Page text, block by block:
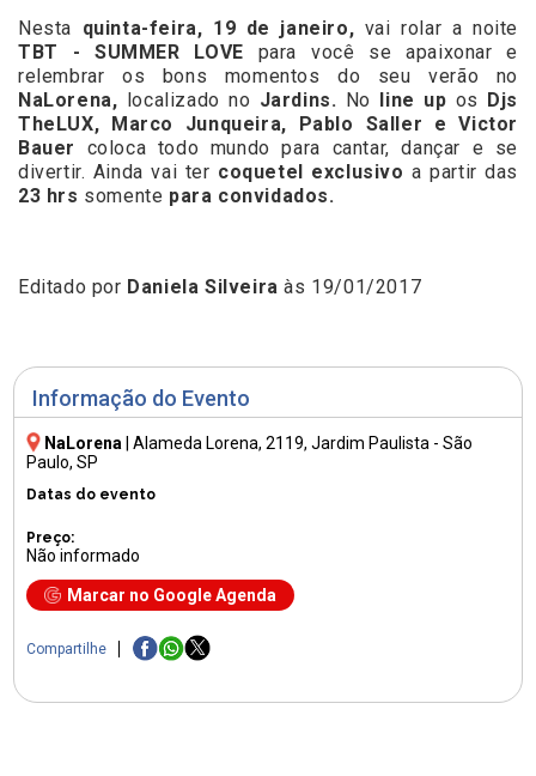
Informação do Evento
NaLorena |Alameda Lorena, 2119, Jardim Paulista - São
Paulo, SP
Datas do evento
Preço:
Não informado
Marcar no Google Agenda
Compartilhe
Nesta quinta-feira, 19 de janeiro, vai rolar a noite
TBT - SUMMER LOVE para você se apaixonar e
relembrar os bons momentos do seu verão no
NaLorena, localizado no Jardins. No line up os
Djs
TheLUX,
Marco Junqueira, Pablo Saller e Victor
Bauer
coloca todo mundo para cantar, dançar e se
divertir. Ainda vai ter coquetel exclusivo a partir das
23 hrs somente para convidados.
Editado por Daniela Silveira às 19/01/2017